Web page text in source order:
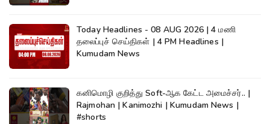
Today Headlines - 08 AUG 2026 | 4 மணி
தலைப்புச் செய்திகள் | 4 PM Headlines |
Kumudam News
கனிமொழி குறித்து Soft-ஆக கேட்ட அமைச்சர்.. |
Rajmohan | Kanimozhi | Kumudam News |
#shorts